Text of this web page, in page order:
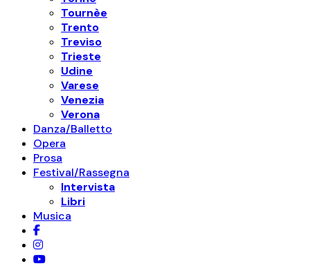
Tournèe
Trento
Treviso
Trieste
Udine
Varese
Venezia
Verona
Danza/Balletto
Opera
Prosa
Festival/Rassegna
Intervista
Libri
Musica